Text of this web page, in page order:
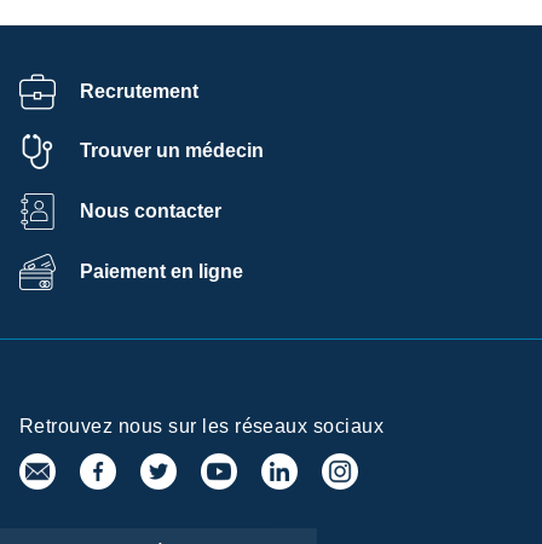
Recrutement
Trouver un médecin
Nous contacter
Paiement en ligne
Retrouvez nous sur les réseaux sociaux